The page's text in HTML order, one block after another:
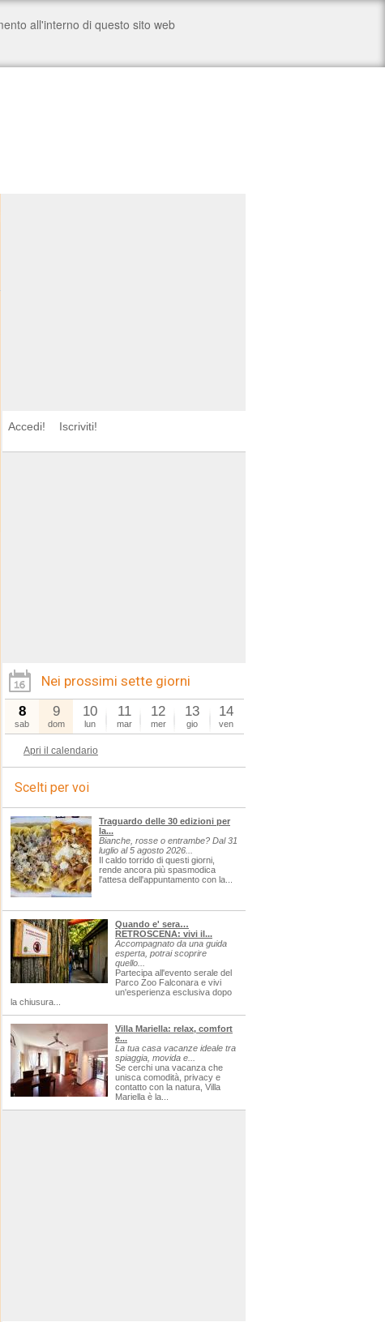
Accedi! Iscriviti!
Nei prossimi sette giorni
8
sab
9
dom
10
lun
11
mar
12
mer
13
gio
14
ven
Apri il calendario
Scelti per voi
Traguardo delle 30 edizioni per
la...
Bianche, rosse o entrambe? Dal 31
luglio al 5 agosto 2026...
Il caldo torrido di questi giorni,
rende ancora più spasmodica
l'attesa dell'appuntamento con la...
Quando e' sera…
RETROSCENA: vivi il...
Accompagnato da una guida
esperta, potrai scoprire
quello...
Partecipa all'evento serale del
Parco Zoo Falconara e vivi
un'esperienza esclusiva dopo
la chiusura...
Villa Mariella: relax, comfort
e...
La tua casa vacanze ideale tra
spiaggia, movida e...
Se cerchi una vacanza che
unisca comodità, privacy e
contatto con la natura, Villa
Mariella è la...